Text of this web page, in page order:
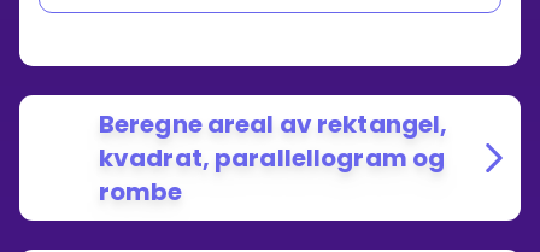
Beregne areal av rektangel,
kvadrat, parallellogram og
rombe